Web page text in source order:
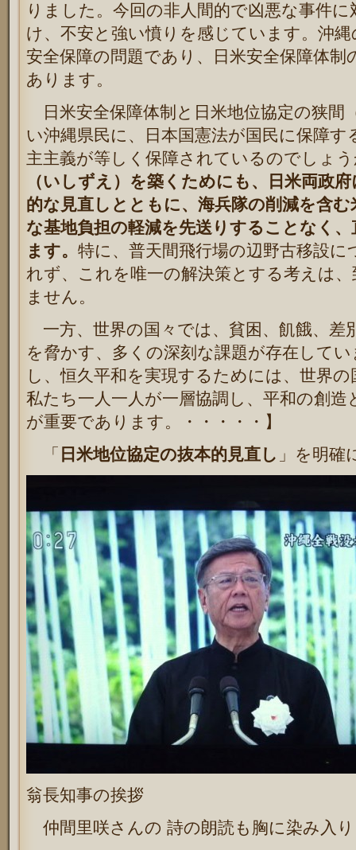
りました。今回の非人間的で凶悪な事件
け、不安と強い憤りを感じています。沖
安全保障の問題であり、日米安全保障体
あります。
日米安全保障体制と日米地位協定の狭間
い沖縄県民に、日本国憲法が国民に保障
主主義が等しく保障されているのでしょ
（いしずえ）を築くためにも、日米両政
的な見直しとともに、海兵隊の削減を含
な基地負担の軽減を先送りすることなく
ます。 特に、普天間飛行場の辺野古移設
れず、これを唯一の解決策とする考えは
ません。
一方、世界の国々では、貧困、飢餓、差
を脅かす、多くの深刻な課題が存在してい
し、恒久平和を実現するためには、世界
私たち一人一人が一層協調し、平和の創
が重要であります。・・・・・】
「 日米地位協定の抜本的見直し 」を明確
翁長知事の挨拶
仲間里咲さんの 詩の朗読も胸に染み入